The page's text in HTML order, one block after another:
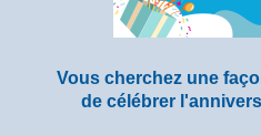
Vous cherchez une
de célébrer